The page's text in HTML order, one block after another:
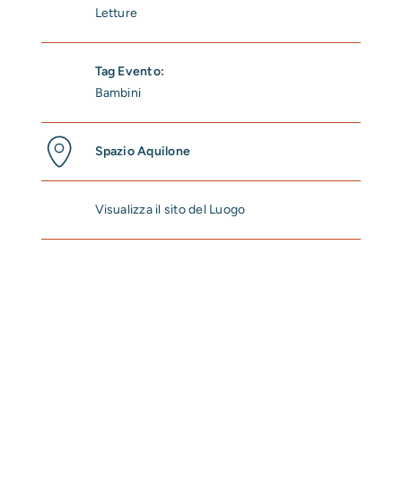
Letture
Tag Evento:
Bambini
Spazio Aquilone
Visualizza il sito del Luogo